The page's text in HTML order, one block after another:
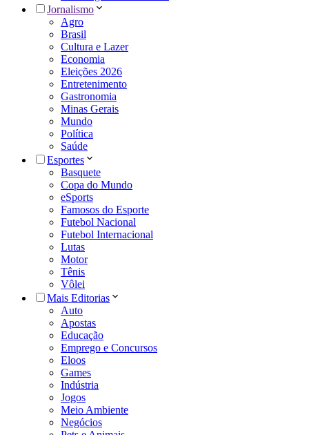
Jornalismo
Agro
Brasil
Cultura e Lazer
Economia
Eleições 2026
Entretenimento
Gastronomia
Minas Gerais
Mundo
Política
Saúde
Esportes
Basquete
Copa do Mundo
eSports
Famosos do Esporte
Futebol Nacional
Futebol Internacional
Lutas
Motor
Tênis
Vôlei
Mais Editorias
Auto
Apostas
Educação
Emprego e Concursos
Eloos
Games
Indústria
Jogos
Meio Ambiente
Negócios